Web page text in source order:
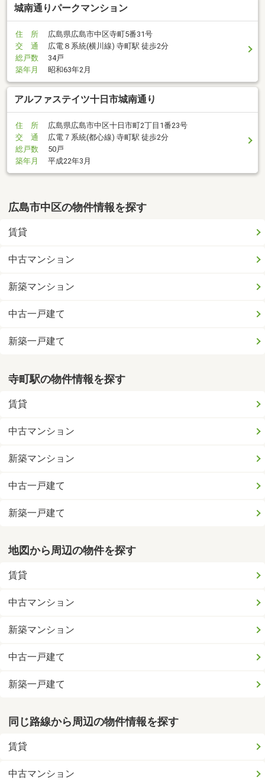
城南通りパークマンション
住 所
広島県広島市中区寺町5番31号
交 通
広電８系統(横川線) 寺町駅 徒歩2分
総戸数
34戸
築年月
昭和63年2月
アルファステイツ十日市城南通り
住 所
広島県広島市中区十日市町2丁目1番23号
交 通
広電７系統(都心線) 寺町駅 徒歩2分
総戸数
50戸
築年月
平成22年3月
広島市中区の物件情報を探す
賃貸
中古マンション
新築マンション
中古一戸建て
新築一戸建て
寺町駅の物件情報を探す
賃貸
中古マンション
新築マンション
中古一戸建て
新築一戸建て
地図から周辺の物件を探す
賃貸
中古マンション
新築マンション
中古一戸建て
新築一戸建て
同じ路線から周辺の物件情報を探す
賃貸
中古マンション